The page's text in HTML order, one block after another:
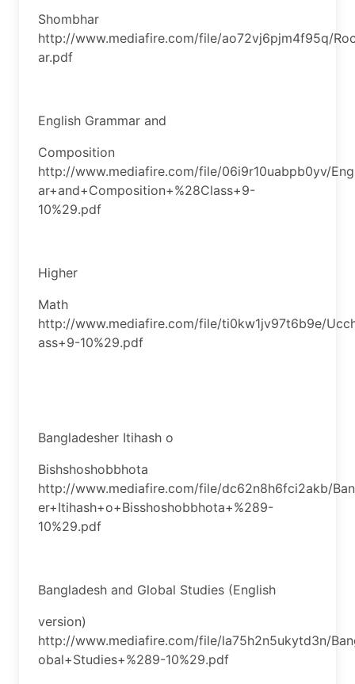
Shombhar
http://www.mediafire.com/file/ao72vj6pjm4f95q/
ar.pdf
English Grammar and
Composition
http://www.mediafire.com/file/06i9r10uabpb0yv/
ar+and+Composition+%28Class+9-
10%29.pdf
Higher
Math
http://www.mediafire.com/file/ti0kw1jv97t6b9e/
ass+9-10%29.pdf
Bangladesher Itihash o
Bishshoshobbhota
http://www.mediafire.com/file/dc62n8h6fci2akb/
er+Itihash+o+Bisshoshobbhota+%289-
10%29.pdf
Bangladesh and Global Studies (English
version)
http://www.mediafire.com/file/la75h2n5ukytd3n/
obal+Studies+%289-10%29.pdf